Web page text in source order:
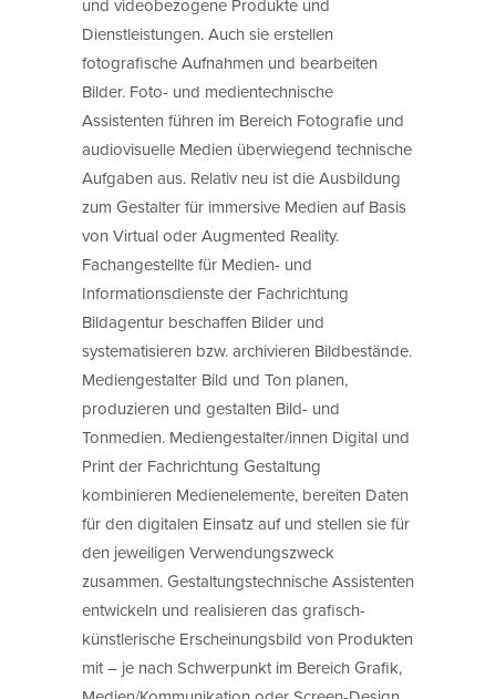
und videobezogene Produkte und
Dienstleistungen. Auch sie erstellen
fotografische Aufnahmen und bearbeiten
Bilder. Foto- und medientechnische
Assistenten führen im Bereich Fotografie und
audiovisuelle Medien überwiegend technische
Aufgaben aus. Relativ neu ist die Ausbildung
zum Gestalter für immersive Medien auf Basis
von Virtual oder Augmented Reality.
Fachangestellte für Medien- und
Informationsdienste der Fachrichtung
Bildagentur beschaffen Bilder und
systematisieren bzw. archivieren Bildbestände.
Mediengestalter Bild und Ton planen,
produzieren und gestalten Bild- und
Tonmedien. Mediengestalter/innen Digital und
Print der Fachrichtung Gestaltung
kombinieren Medienelemente, bereiten Daten
für den digitalen Einsatz auf und stellen sie für
den jeweiligen Verwendungszweck
zusammen. Gestaltungstechnische Assistenten
entwickeln und realisieren das grafisch-
künstlerische Erscheinungsbild von Produkten
mit – je nach Schwerpunkt im Bereich Grafik,